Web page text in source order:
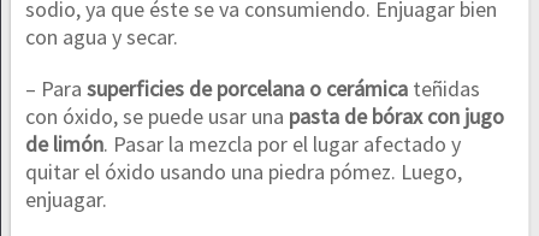
sodio, ya que éste se va consumiendo. Enjuagar bien
con agua y secar.
– Para superficies de porcelana o cerámicateñidas
con óxido, se puede usar una pasta de bórax con jugo
de limón. Pasar la mezcla por el lugar afectado y
quitar el óxido usando una piedra pómez. Luego,
enjuagar.